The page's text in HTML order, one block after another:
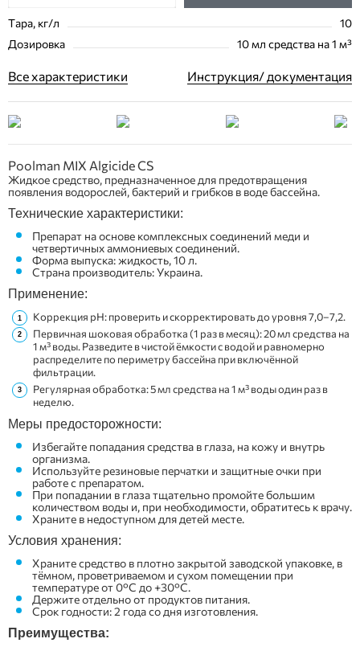
Тара, кг/л
10
Дозировка
10 мл средства на 1 м³
Все характеристики Инструкция/ документация
Poolman MIX Algicide CS
Жидкое средство, предназначенное для предотвращения
появления водорослей, бактерий и грибков в воде бассейна.
Технические характеристики:
Препарат на основе комплексных соединений меди и
четвертичных аммониевых соединений.
Форма выпуска: жидкость, 10 л.
Страна производитель: Украина.
Применение:
Коррекция pH: проверить и скорректировать до уровня 7,0–7,2.
Первичная шоковая обработка (1 раз в месяц): 20 мл средства на
1 м³ воды. Разведите в чистой ёмкости с водой и равномерно
распределите по периметру бассейна при включённой
фильтрации.
Регулярная обработка: 5 мл средства на 1 м³ воды один раз в
неделю.
Меры предосторожности:
Избегайте попадания средства в глаза, на кожу и внутрь
организма.
Используйте резиновые перчатки и защитные очки при
работе с препаратом.
При попадании в глаза тщательно промойте большим
количеством воды и, при необходимости, обратитесь к врачу.
Храните в недоступном для детей месте.
Условия хранения:
Храните средство в плотно закрытой заводской упаковке, в
тёмном, проветриваемом и сухом помещении при
температуре от 0°C до +30°C.
Держите отдельно от продуктов питания.
Срок годности: 2 года со дня изготовления.
Преимущества: